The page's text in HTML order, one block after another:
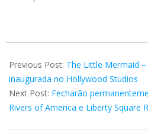
06-
03
Previous Post: The Little Mermaid
inaugurada no Hollywood Studios
Next Post: Fecharão
Rivers of America e Liberty Square